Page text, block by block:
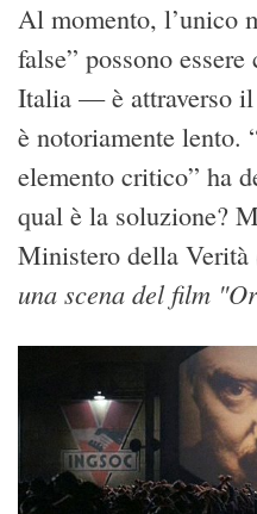
Al momento, l’unico
false” possono
Italia — è attraverso
è notoriamente lento.
elemento critico” ha
qual è la soluzione?
Ministero della Verità
una scena del film